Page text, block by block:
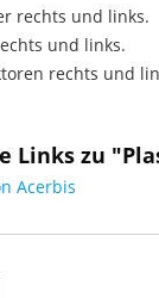
rechts und links.
und links.
rechts und
Links zu
Acerbis